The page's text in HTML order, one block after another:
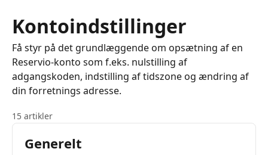
Kontoindstillinger
Få styr på det grundlæggende om opsætning af en
Reservio-konto som f.eks. nulstilling af
adgangskoden, indstilling af tidszone og ændring af
din forretnings adresse.
15 artikler
Generelt